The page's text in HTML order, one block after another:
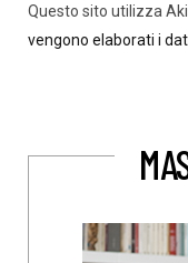
Questo sito utilizza
vengono elaborati i